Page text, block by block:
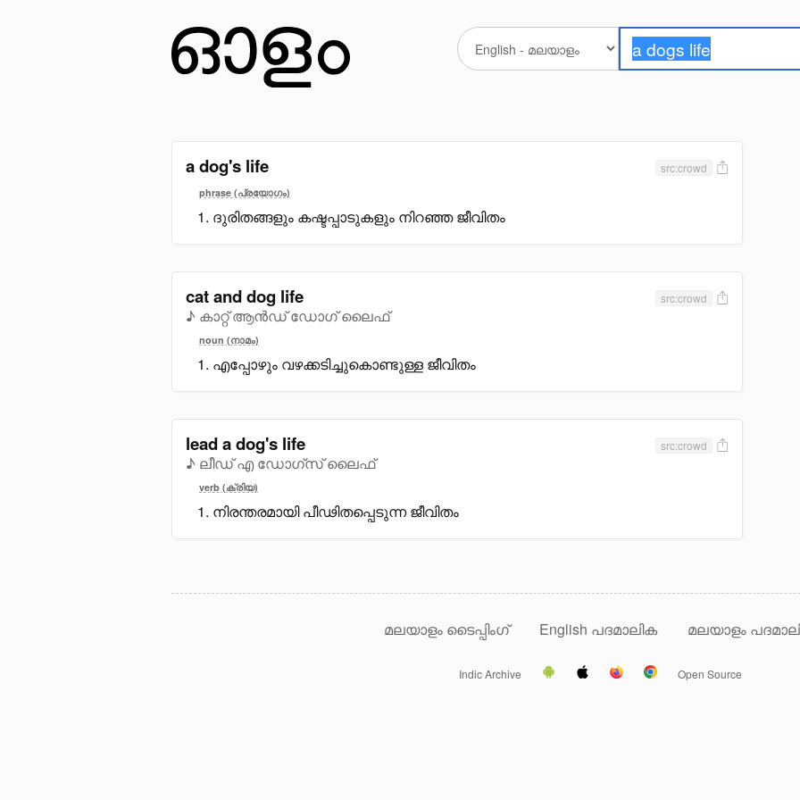
a dog's life src:crowd
phrase (പ്രയോഗം)
ദുരിതങ്ങളും കഷ്ടപ്പാടുകളും നിറഞ്ഞ ജീവിതം
cat and dog life
♪ കാറ്റ് ആൻഡ് ഡോഗ് ലൈഫ്
src:crowd
noun (നാമം)
എപ്പോഴും വഴക്കടിച്ചുകൊണ്ടുള്ള ജീവിതം
lead a dog's life
♪ ലീഡ് എ ഡോഗ്സ് ലൈഫ്
src:crowd
verb (ക്രിയ)
നിരന്തരമായി പീഢിതപ്പെടുന്ന ജീവിതം
മലയാളം ടൈപ്പിംഗ് English പദമാലിക മലയാളം
Indic Archive Open Source